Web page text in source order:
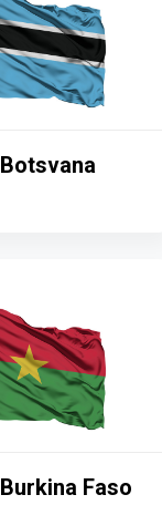
Botsvana
Burkina Faso